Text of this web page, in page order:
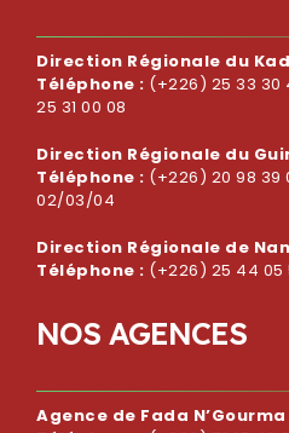
Direction Régionale du
Téléphone : (+226) 25 33 30
25 31 00 08
Direction Régionale du
Téléphone : (+226) 20 98 39
02/03/04
Direction Régionale de
Téléphone : (+226) 25 44 05
NOS AGENCES
Agence de Fada N’Gourma